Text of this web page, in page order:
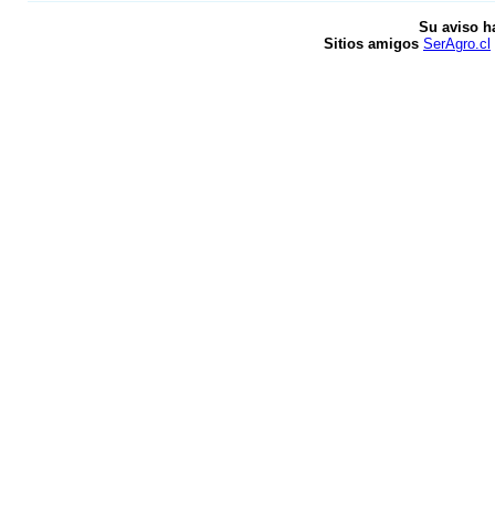
Su aviso
Sitios amigos SerAgro.cl